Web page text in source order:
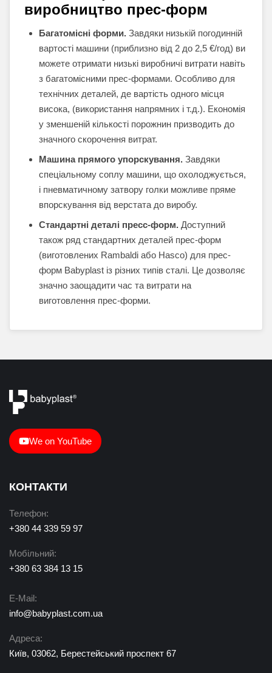
виробництво прес-форм
Багатомісні форми. Завдяки низькій погодинній
вартості машини (приблизно від 2 до 2,5 €/год) ви
можете отримати низькі виробничі витрати навіть
з багатомісними прес-формами. Особливо для
технічних деталей, де вартість одного місця
висока, (використання напрямних і т.д.). Економія
у зменшеній кількості порожнин призводить до
значного скорочення витрат.
Машина прямого упорскування. Завдяки
спеціальному соплу машини, що охолоджується,
і пневматичному затвору голки можливе пряме
впорскування від верстата до виробу.
Стандартні деталі пресс-форм. Доступний
також ряд стандартних деталей прес-форм
(виготовлених Rambaldi або Hasco) для прес-
форм Babyplast із різних типів сталі. Це дозволяє
значно заощадити час та витрати на
виготовлення прес-форми.
We on YouTube
КОНТАКТИ
Телефон:
+380 44 339 59 97
Мобільний:
+380 63 384 13 15
E-Mail:
info@babyplast.com.ua
Адреса:
Київ, 03062, Берестейський проспект 67